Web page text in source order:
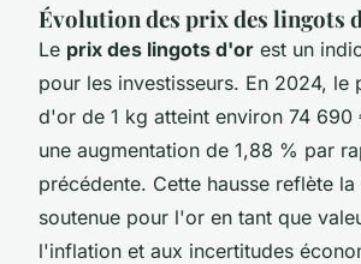
Évolution des prix des lingots
Le prix des lingots d'or est un
pour les investisseurs. En 2024,
d'or de 1 kg atteint environ 74 690
une augmentation de 1,88 % par
précédente. Cette hausse reflète la
soutenue pour l'or en tant que
l'inflation et aux incertitudes